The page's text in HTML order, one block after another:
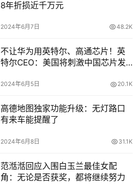
8年折损近千万元
2024年6月7日 48.2K
不让华为用英特尔、高通芯片！英
特尔CEO：美国将刺激中国芯片发
2024年6月5日 20.1K
高德地图独家功能升级：无灯路口
有来车能提醒了
2024年6月8日 31.1K
范湉湉回应入围白玉兰最佳女配
角：无论是否获奖，都将继续努力